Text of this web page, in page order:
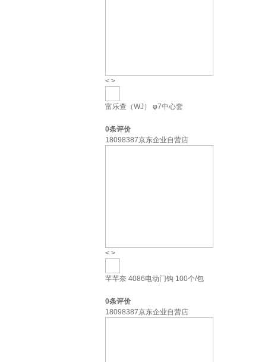
< >
富乐查（WJ） φ7中心套
0条评价
18098387京东企业自营店
< >
芊芊奈 4086电动门钩 100个/包
0条评价
18098387京东企业自营店